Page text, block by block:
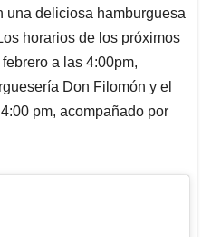
una deliciosa hamburguesa
horarios de los próximos
a las 4:00pm,
Don Filomón y el
pm, acompañado por